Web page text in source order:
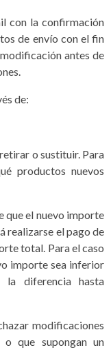
con la confirmación
de envío con el fin
antes de
de:
o sustituir. Para
productos nuevos
que el nuevo importe
realizarse el pago de
total. Para el caso
importe sea inferior
la diferencia hasta
modificaciones
que supongan un